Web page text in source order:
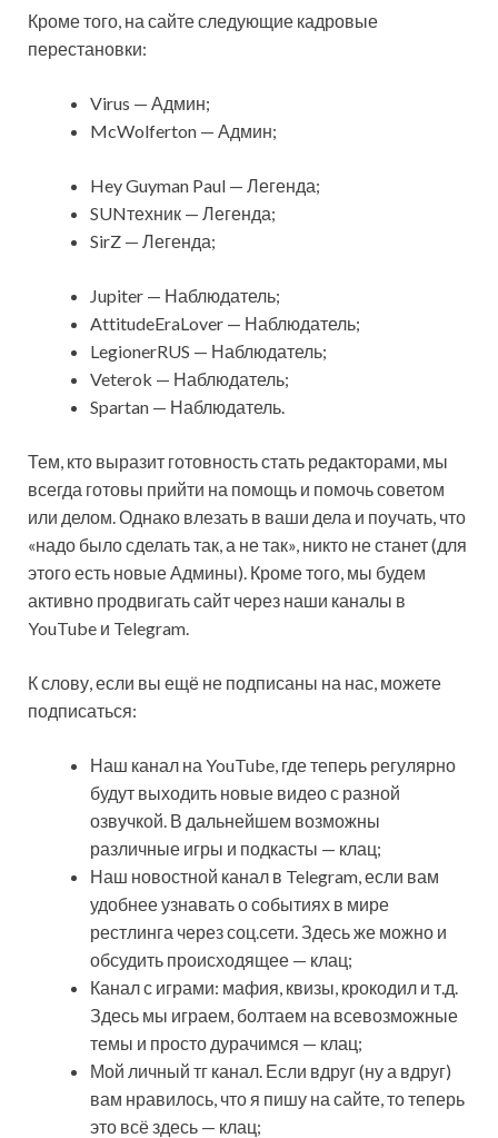
Кроме того, на сайте следующие кадровые
перестановки:
Virus — Админ;
McWolferton — Админ;
Hey Guyman Paul — Легенда;
SUNтехник — Легенда;
SirZ — Легенда;
Jupiter — Наблюдатель;
AttitudeEraLover — Наблюдатель;
LegionerRUS — Наблюдатель;
Veterok — Наблюдатель;
Spartan — Наблюдатель.
Тем, кто выразит готовность стать редакторами, мы
всегда готовы прийти на помощь и помочь советом
или делом. Однако влезать в ваши дела и поучать, что
«надо было сделать так, а не так», никто не станет (для
этого есть новые Админы). Кроме того, мы будем
активно продвигать сайт через наши каналы в
YouTube и Telegram.
К слову, если вы ещё не подписаны на нас, можете
подписаться:
Наш канал на YouTube, где теперь регулярно
будут выходить новые видео с разной
озвучкой. В дальнейшем возможны
различные игры и подкасты — клац;
Наш новостной канал в Telegram, если вам
удобнее узнавать о событиях в мире
рестлинга через соц.сети. Здесь же можно и
обсудить происходящее — клац;
Канал с играми: мафия, квизы, крокодил и т.д.
Здесь мы играем, болтаем на всевозможные
темы и просто дурачимся — клац;
Мой личный тг канал. Если вдруг (ну а вдруг)
вам нравилось, что я пишу на сайте, то теперь
это всё здесь — клац;